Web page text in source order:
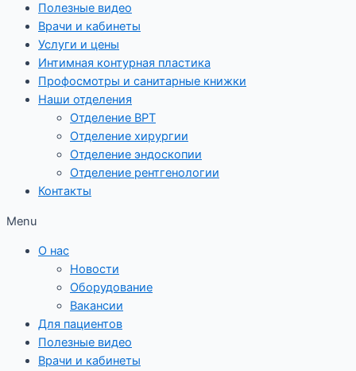
Полезные видео
Врачи и кабинеты
Услуги и цены
Интимная контурная пластика
Профосмотры и санитарные книжки
Наши отделения
Отделение ВРТ
Отделение хирургии
Отделение эндоскопии
Отделение рентгенологии
Контакты
Menu
О нас
Новости
Оборудование
Вакансии
Для пациентов
Полезные видео
Врачи и кабинеты